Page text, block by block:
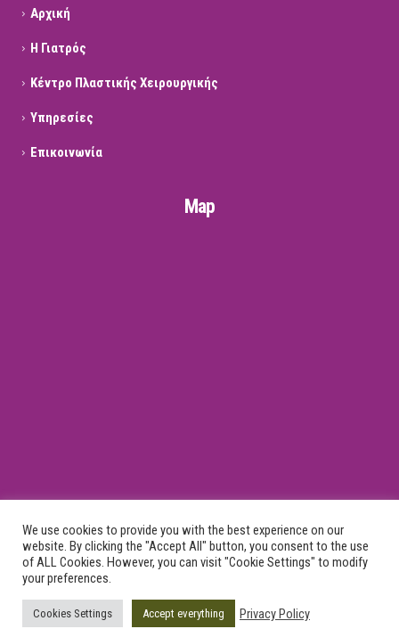
Αρχική
Η Γιατρός
Κέντρο Πλαστικής Χειρουργικής
Υπηρεσίες
Επικοινωνία
Map
General Commercial Register Number 043409506000
GA Plastic Surgery © 2015 - 2025 - All Rights Reserved
We use cookies to provide you with the best experience on our
website. By clicking the "Accept All" button, you consent to the use
of ALL Cookies. However, you can visit "Cookie Settings" to modify
your preferences.
Cookies Settings Accept everything Privacy Policy